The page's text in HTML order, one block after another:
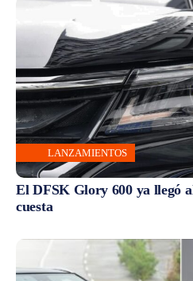
LANZAMIENTOS
El DFSK Glory 600 ya llegó
cuesta